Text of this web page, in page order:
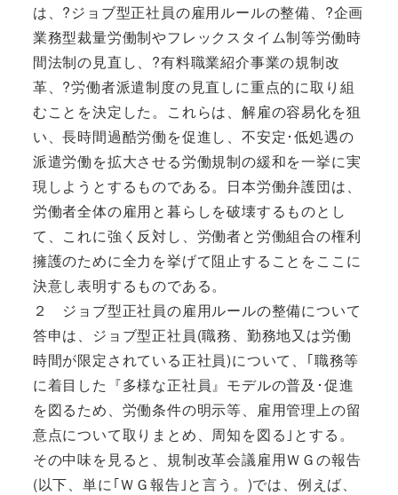
は、?ジョブ型正社員の雇用ルールの整備、?企画
業務型裁量労働制やフレックスタイム制等労働時
間法制の見直し、?有料職業紹介事業の規制改
革、?労働者派遣制度の見直しに重点的に取り組
むことを決定した。これらは、解雇の容易化を狙
い、長時間過酷労働を促進し、不安定･低処遇の
派遣労働を拡大させる労働規制の緩和を一挙に実
現しようとするものである。日本労働弁護団は、
労働者全体の雇用と暮らしを破壊するものとし
て、これに強く反対し、労働者と労働組合の権利
擁護のために全力を挙げて阻止することをここに
決意し表明するものである。
２ ジョブ型正社員の雇用ルールの整備について
答申は、ジョブ型正社員(職務、勤務地又は労働
時間が限定されている正社員)について、｢職務等
に着目した『多様な正社員』モデルの普及･促進
を図るため、労働条件の明示等、雇用管理上の留
意点について取りまとめ、周知を図る｣とする。
その中味を見ると、規制改革会議雇用ＷＧの報告
(以下、単に｢ＷＧ報告｣と言う。)では、例えば、